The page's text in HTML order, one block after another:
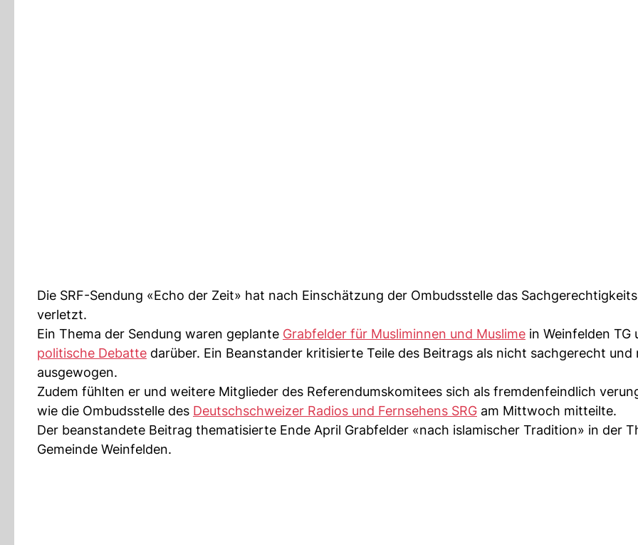
Die SRF-Sendung «Echo der Zeit» hat nach Einschätzung der Ombudsstelle das
verletzt.
Ein Thema der Sendung waren geplante Grabfelder für Musliminnen und Muslime in Weinfelden TG
politische Debatte darüber. Ein Beanstander kritisierte Teile des Beitrags als nicht sachgerecht und
ausgewogen.
Zudem fühlten er und weitere Mitglieder des Referendumskomitees sich als fremdenfeindlich
wie die Ombudsstelle des Deutschschweizer Radios und Fernsehens SRG am Mittwoch mitteilte.
Der beanstandete Beitrag thematisierte Ende April Grabfelder «nach islamischer Tradition» in der
Gemeinde Weinfelden.